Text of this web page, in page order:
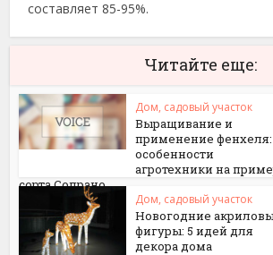
составляет 85-95%.
Читайте еще:
Дом, садовый участок
Выращивание и
применение фенхеля:
особенности
агротехники на
сорта Сопрано
Дом, садовый участок
Новогодние
фигуры: 5 идей для
декора дома